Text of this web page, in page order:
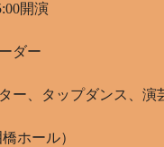
開演
ダー
ー、タップダンス、演